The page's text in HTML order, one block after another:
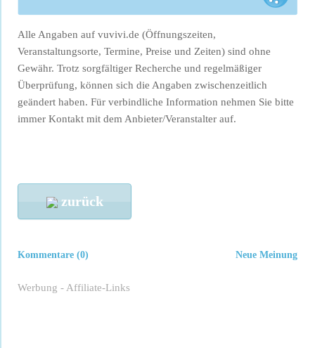
Alle Angaben auf vuvivi.de (Öffnungszeiten,
Veranstaltungsorte, Termine, Preise und Zeiten) sind ohne
Gewähr. Trotz sorgfältiger Recherche und regelmäßiger
Überprüfung, können sich die Angaben zwischenzeitlich
geändert haben. Für verbindliche Information nehmen Sie bitte
immer Kontakt mit dem Anbieter/Veranstalter auf.
zurück
Neue Meinung
Kommentare (0)
Werbung - Affiliate-Links